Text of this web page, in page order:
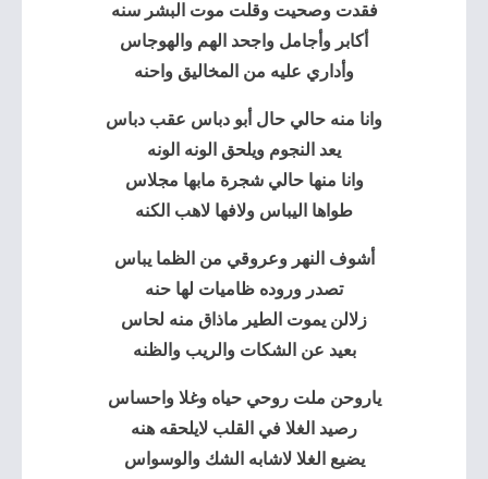
فقدت وصحيت وقلت موت البشر سنه
أكابر وأجامل واجحد الهم والهوجاس
وأداري عليه من المخاليق واحنه
وانا منه حالي حال أبو دباس عقب دباس
يعد النجوم ويلحق الونه الونه
وانا منها حالي شجرة مابها مجلاس
طواها اليباس ولافها لاهب الكنه
أشوف النهر وعروقي من الظما يباس
تصدر وروده ظاميات لها حنه
زلالن يموت الطير ماذاق منه لحاس
بعيد عن الشكات والريب والظنه
ياروحن ملت روحي حياه وغلا واحساس
رصيد الغلا في القلب لايلحقه هنه
يضيع الغلا لاشابه الشك والوسواس